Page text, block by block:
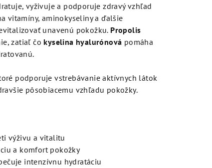
vyživuje a podporuje zdravý vzhľad
vitamíny, aminokyseliny a ďalšie
unavenú pokožku. Propolis
zatiaľ čo kyselina hyalurónová pomáha
podporuje vstrebávanie aktívnych látok
pôsobiacemu vzhľadu pokožky.
výživu a vitalitu
a komfort pokožky
intenzívnu hydratáciu